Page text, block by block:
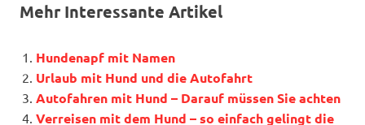
Mehr Interessante Artikel
Hundenapf mit Namen
Urlaub mit Hund und die Autofahrt
Autofahren mit Hund – Darauf müssen Sie achten
Verreisen mit dem Hund – so einfach gelingt die